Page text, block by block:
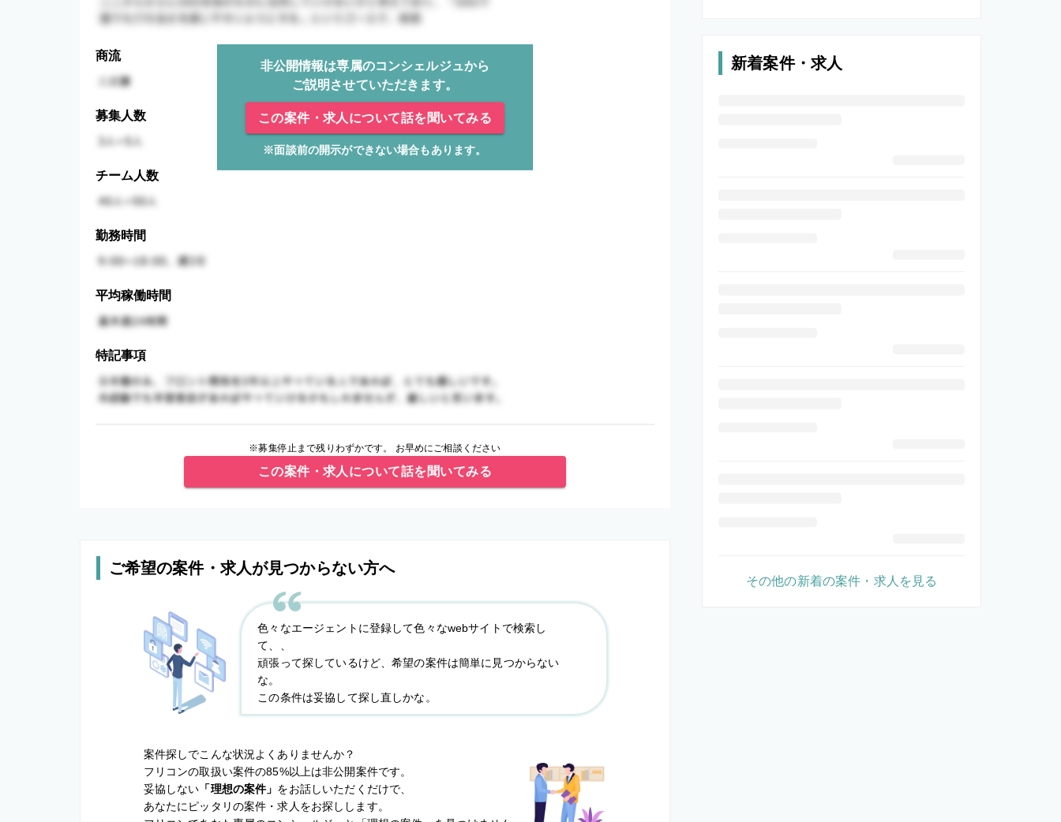
商流
非公開情報は専属のコンシェルジュから
ご説明させていただきます。
この案件・求人について話を聞いてみる
※面談前の開示ができない場合もあります。
募集人数
チーム人数
勤務時間
平均稼働時間
特記事項
※募集停止まで残りわずかです。 お早めにご相談ください
この案件・求人について話を聞いてみる
ご希望の案件・求人が見つからない方へ
色々なエージェントに登録して色々なwebサイトで検索し
て、、
頑張って探しているけど、希望の案件は簡単に見つからない
な。
この条件は妥協して探し直しかな。
案件探しでこんな状況よくありませんか？
フリコンの取扱い案件の85%以上は非公開案件です。
妥協しない 「理想の案件」 をお話しいただくだけで、
あなたにピッタリの案件・求人をお探しします。
新着案件・求人
その他の新着の案件・求人を見る